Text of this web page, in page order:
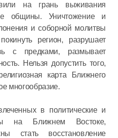
на грань выживания
общины. Уничтожение и
и соборной молитвы
регион, разрушает
с предками, размывает
Нельзя допустить того,
карта Ближнего
многообразие.
в политические и
на Ближнем Востоке,
стать восстановление